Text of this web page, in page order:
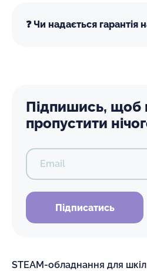
❓ Чи надається гарантія
Підпишись, щоб
пропустити
Email
Підписатись
STEAM-обладнання для шкіл